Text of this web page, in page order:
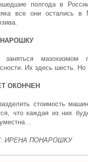
полгода в
все они остались в
заняться мазохизмом
Их здесь шесть.
ОКОНЧЕН
стоимость
что каждая из них
ИРЕНА ПОНАРОШКУ